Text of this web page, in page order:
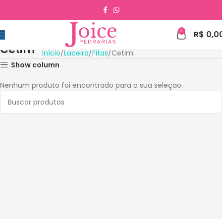
0 R$
Cetim Início Laceira Fitas Cetim
Show column
Nenhum produto foi encontrado para a sua seleção.